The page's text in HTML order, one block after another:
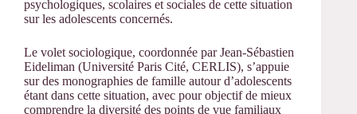
psychologiques, scolaires et sociales de cette situation
sur les adolescents concernés.
Le volet sociologique, coordonnée par Jean-Sébastien
Eideliman (Université Paris Cité, CERLIS), s’appuie
sur des monographies de famille autour d’adolescents
étant dans cette situation, avec pour objectif de mieux
comprendre la diversité des points de vue familiaux